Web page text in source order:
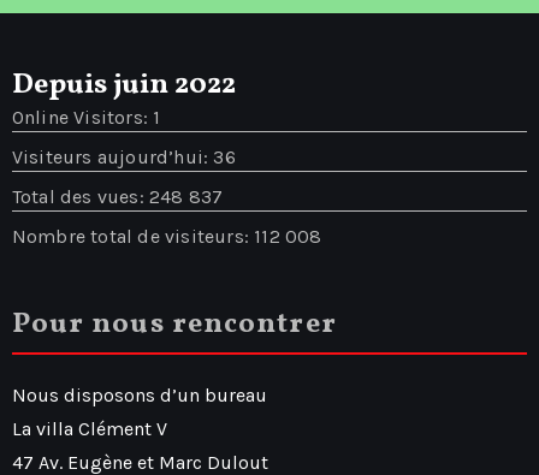
Depuis juin 2022
Online Visitors: 1
Visiteurs aujourd’hui: 36
Total des vues: 248 837
Nombre total de visiteurs: 112 008
Pour nous rencontrer
Nous disposons d’un bureau
La villa Clément V
47 Av. Eugène et Marc Dulout